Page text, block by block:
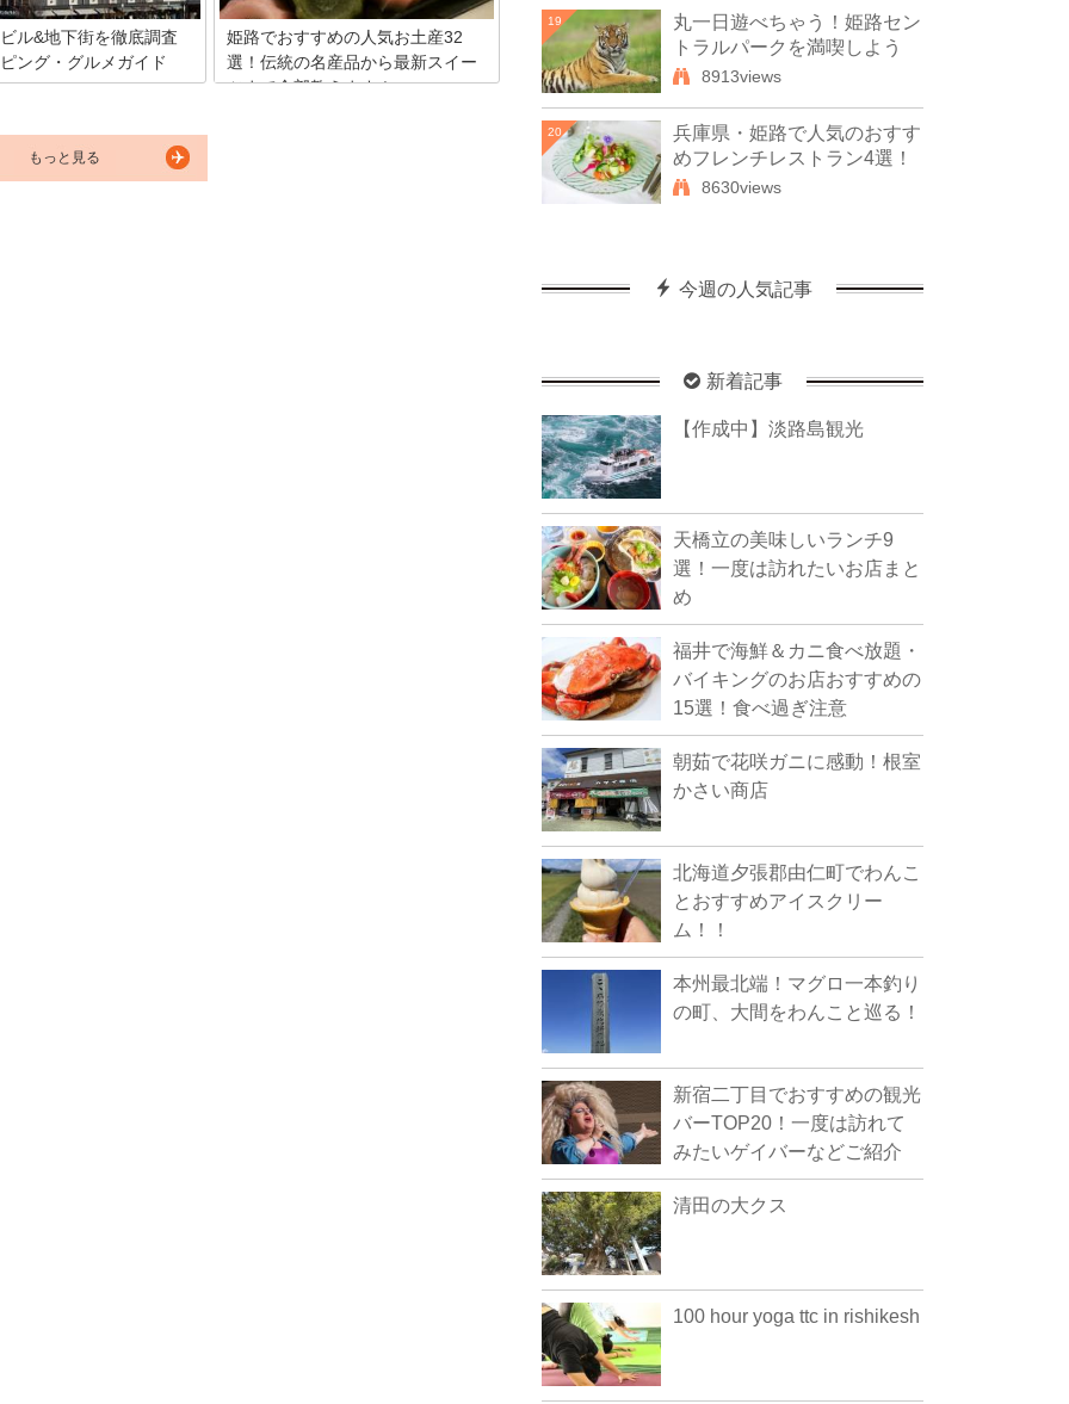
でん美食探検マップに載っているお店か
ら、オススメのお店を5店舗ご紹介いた
します。
ル&地下街を徹底調査
ング・グルメガイド
ューアルオープン。姫路に限
はありませんが、駅ビルとシ
街や飲食店街の位置関係とい
姫路でおすすめの人気お土産32
選！伝統の名産品から最新スイー
ツまで全部教えます！
もっと見る
19
丸一日遊べちゃう！姫路セン
トラルパークを満喫しよう
8913views
20
兵庫県・姫路で人気のおすす
めフレンチレストラン4選！
8630views
今週の人気記事
新着記事
【作成中】淡路島観光
天橋立の美味しいランチ9
選！一度は訪れたいお店まと
め
福井で海鮮＆カニ食べ放題・
バイキングのお店おすすめの
15選！食べ過ぎ注意
朝茹で花咲ガニに感動！根室
かさい商店
北海道夕張郡由仁町でわんこ
とおすすめアイスクリー
ム！！
本州最北端！マグロ一本釣り
の町、大間をわんこと巡る！
新宿二丁目でおすすめの観光
バーTOP20！一度は訪れて
みたいゲイバーなどご紹介
清田の大クス
100 hour yoga ttc in rishikesh